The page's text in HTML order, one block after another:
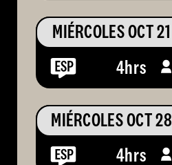
MIÉRCOLES OCT 21
4hrs
MIÉRCOLES OCT 28
4hrs